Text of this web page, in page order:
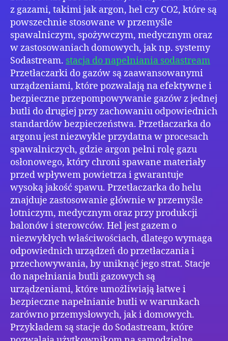
z gazami, takimi jak argon, hel czy CO2, które są
powszechnie stosowane w przemyśle
spawalniczym, spożywczym, medycznym oraz
w zastosowaniach domowych, jak np. systemy
Sodastream. stacja do napełniania sodastream
Przetłaczarki do gazów są zaawansowanymi
urządzeniami, które pozwalają na efektywne i
bezpieczne przepompowywanie gazów z jednej
butli do drugiej przy zachowaniu odpowiednich
standardów bezpieczeństwa. Przetłaczarka do
argonu jest niezwykle przydatna w procesach
spawalniczych, gdzie argon pełni rolę gazu
osłonowego, który chroni spawane materiały
przed wpływem powietrza i gwarantuje
wysoką jakość spawu. Przetłaczarka do helu
znajduje zastosowanie głównie w przemyśle
lotniczym, medycznym oraz przy produkcji
balonów i sterowców. Hel jest gazem o
niezwykłych właściwościach, dlatego wymaga
odpowiednich urządzeń do przetłaczania i
przechowywania, by uniknąć jego strat. Stacje
do napełniania butli gazowych są
urządzeniami, które umożliwiają łatwe i
bezpieczne napełnianie butli w warunkach
zarówno przemysłowych, jak i domowych.
Przykładem są stacje do Sodastream, które